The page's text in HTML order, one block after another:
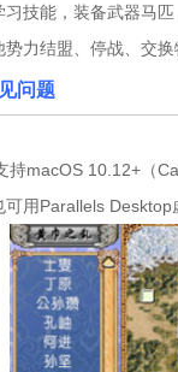
技能，装备武器马匹
力结盟、停战、交换
问题
持macOS 10.12+（
用Parallels